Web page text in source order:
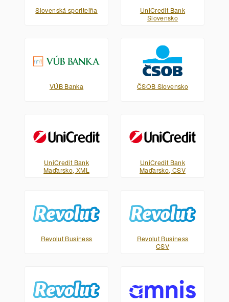
Slovenská sporiteľňa
UniCredit Bank
Slovensko
VÚB Banka ČSOB Slovensko
UniCredit Bank
Maďarsko, XML
UniCredit Bank
Maďarsko, CSV
Revolut Business
Revolut Business
CSV